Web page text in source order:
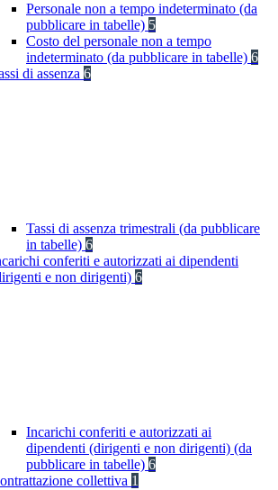
Personale non a tempo indeterminato (da
pubblicare in tabelle) 5
Costo del personale non a tempo
indeterminato (da pubblicare in tabelle) 6
di assenza 6
Tassi di assenza trimestrali (da pubblicare
in tabelle) 6
conferiti e autorizzati ai dipendenti
e non dirigenti) 6
Incarichi conferiti e autorizzati ai
dipendenti (dirigenti e non dirigenti) (da
pubblicare in tabelle) 6
collettiva 1